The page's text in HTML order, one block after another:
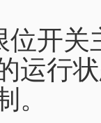
位开关
运行
。